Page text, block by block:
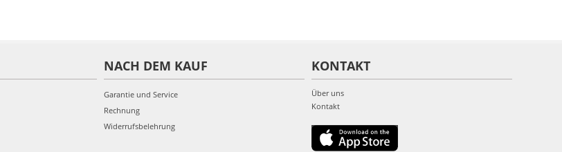
NACH DEM KAUF
Garantie und Service
Rechnung
Widerrufsbelehrung
KONTAKT
Über uns
Kontakt